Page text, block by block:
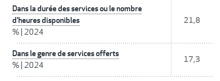
Dans la durée des services ou le nombre
d'heures disponibles
% 2024
21,8
Dans le genre de services offerts
% 2024
17,3